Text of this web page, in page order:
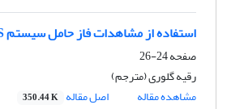
استفاده از مشاهدات فاز حامل سیستم GLONASS جهت تعیبین موقعیت با دقت سانتی متری با استفاده از سیستم GLONASS
صفحه24-26
رقیه گلوری (مترجم)
مشاهده مقاله
اصل مقاله 350.44 K